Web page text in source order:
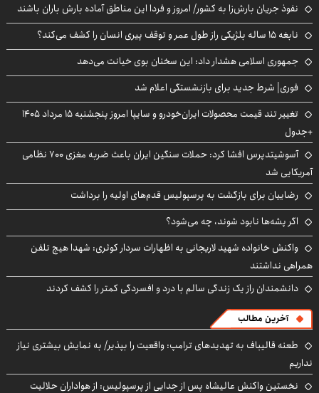
نفوذ جریان بارش‌زا به کشور/ امروز و فردا این مناطق آماده بارش باران باشند
نابغه ۱۵ ساله بلژیکی راز طول عمر و توقف پیری انسان را کشف می‌کند؟
جمهوری اسلامی هشدار داد: این سخنان بوی خیانت می‌دهد
فوری| شرط جدید برای بازنشستگی اعلام شد
تغییر تند قیمت محصولات ایران‌خودرو و سایپا امروز پنجشنبه ۱۵ مرداد ۱۴۰۵
+جدول
آسوشیتدپرس افشا کرد: حملات سنگین ایران باعث ضربه مغزی ۷۰۰ نظامی
آمریکایی شد
رضاییان برای بازگشت به پرسپولیس قدم‌های اولیه را برداشت
اگر پشه‌ها نابود شوند، چه می‌شود؟
واکنش خانواده شهید لاریجانی به اظهارات سردار کوثری: شهدا هیچ تلفن
همراهی نداشتند
دانشمندان راز یک زندگی سالم با درد و افسردگی کمتر را کشف کردند
آخرین مطالب
طعنه قالیباف به تهدیدهای ترامپ: واقعیت را بپذیر/ به نمایش بیشتری نیاز
نداریم
نخستین واکنش عالیشاه پس از جدایی از پرسپولیس: از هواداران حلالیت